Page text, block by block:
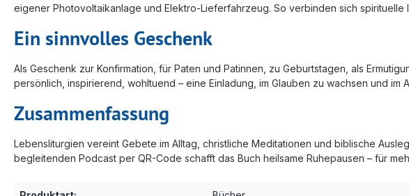
eigener Photovoltaikanlage und Elektro-Lieferfahrzeug. So verbinden sich spirituelle
Ein sinnvolles Geschenk
Als Geschenk zur Konfirmation, für Paten und Patinnen, zu Geburtstagen, als
persönlich, inspirierend, wohltuend – eine Einladung, im Glauben zu wachsen und im
Zusammenfassung
Lebensliturgien vereint Gebete im Alltag, christliche Meditationen und biblische
begleitenden Podcast per QR-Code schafft das Buch heilsame Ruhepausen – für